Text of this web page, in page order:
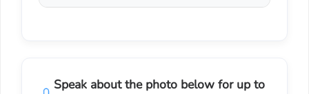
Speak about the photo below for up to